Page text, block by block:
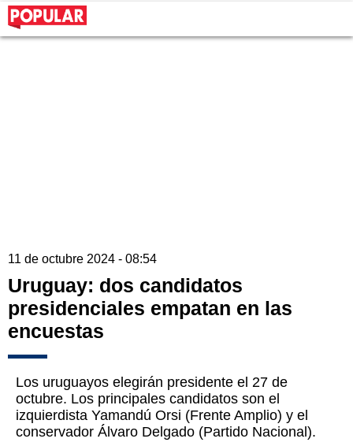
11 de octubre 2024 - 08:54
Uruguay: dos candidatos
presidenciales empatan en las
encuestas
Los uruguayos elegirán presidente el 27 de
octubre. Los principales candidatos son el
izquierdista Yamandú Orsi (Frente Amplio) y el
conservador Álvaro Delgado (Partido Nacional).